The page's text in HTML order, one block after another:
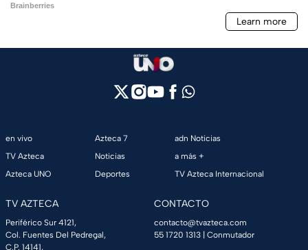
en vivo
TV Azteca
Azteca UNO
Azteca 7
Noticias
Deportes
adn Noticias
a más +
TV Azteca Internacional
TV AZTECA
Periférico Sur 4121,
Col. Fuentes Del Pedregal,
C.P. 14141,
CONTACTO
contacto@tvazteca.com
55 1720 1313 | Conmutador